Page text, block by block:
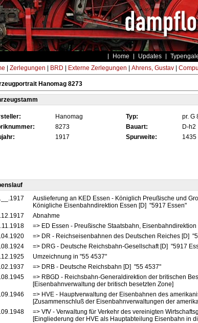
Home Updates
Zerlegungen BRD Externe Zerlegungen Ahrens, Gustav|
Hanomag 8273
Hanomag Typ: pr. G
8273 Bauart: D-h2
1917 Spurweite: 1435
Auslieferung an KED Essen - Königlich Preußische und
Königliche Eisenbahndirektion Essen [D] "5917 Essen"
Abnahme
=> ED Essen - Preußische Staatsbahn,
=> DR - Reichseisenbahnen des Deutschen Reiches [D]
=> DRG - Deutsche Reichsbahn-Gesellschaft [D] "5917
Umzeichnung in "55 4537"
=> DRB - Deutsche Reichsbahn [D] "55 4537"
=> RBGD - Reichsbahn-Generaldirektion der britischen
[Eisenbahnverwaltung der britisch besetzten Zone]
=> HVE - Hauptverwaltung der Eisenbahnen des
[Zusammenschluß der Eisenbahnverwaltungen der
=> VfV - Verwaltung für Verkehr des vereinigten
[Eingliederung der HVE als Hauptabteilung Eisenbahn in